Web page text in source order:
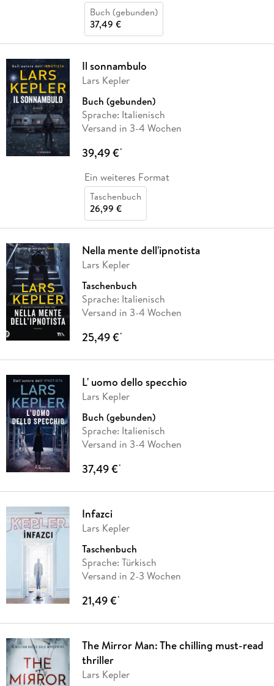
Buch (gebunden)
37,49 €
Il sonnambulo
Lars Kepler
Buch (gebunden)
Sprache: Italienisch
Versand in 3-4 Wochen
39,49 €*
Ein weiteres Format
Taschenbuch
26,99 €
Nella mente dell'ipnotista
Lars Kepler
Taschenbuch
Sprache: Italienisch
Versand in 3-4 Wochen
25,49 €*
L' uomo dello specchio
Lars Kepler
Buch (gebunden)
Sprache: Italienisch
Versand in 3-4 Wochen
37,49 €*
Infazci
Lars Kepler
Taschenbuch
Sprache: Türkisch
Versand in 2-3 Wochen
21,49 €*
The Mirror Man: The chilling must-read
thriller
Lars Kepler